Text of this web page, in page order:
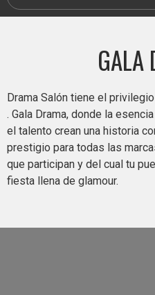
GALA
Drama Salón tiene el
. Gala Drama, donde la
el talento crean una historia
prestigio para todas las
que participan y del cual tu
fiesta llena de glamour.